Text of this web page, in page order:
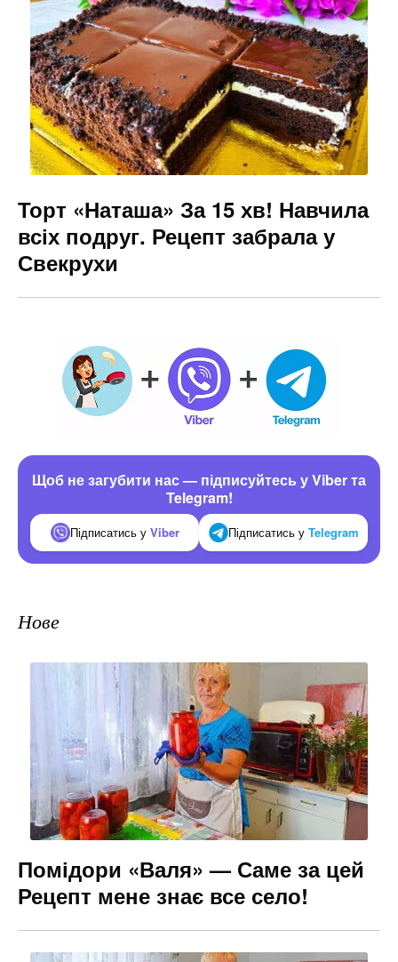
Торт «Наташа» За 15 хв! Навчила
всіх подруг. Рецепт забрала у
Свекрухи
Щоб не загубити нас — підписуйтесь у Viber та
Telegram!
Підписатись у Viber Підписатись у Telegram
Нове
Помідори «Валя» — Саме за цей
Рецепт мене знає все село!